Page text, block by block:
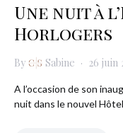
Une nuit à
Horlogers
By Sabine 26 juin
A l’occasion de son
nuit dans le nouvel